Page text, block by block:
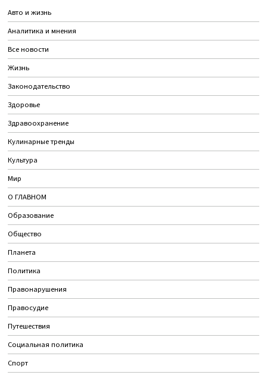
Авто и жизнь
Аналитика и мнения
Все новости
Жизнь
Законодательство
Здоровье
Здравоохранение
Кулинарные тренды
Культура
Мир
О ГЛАВНОМ
Образование
Общество
Планета
Политика
Правонарушения
Правосудие
Путешествия
Социальная политика
Спорт